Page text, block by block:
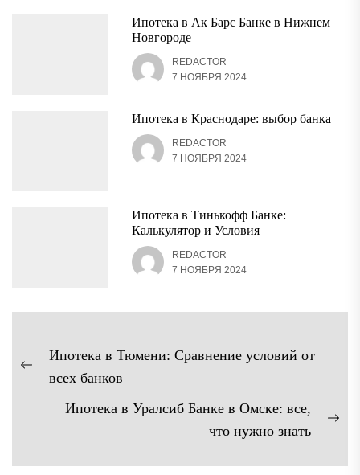
Ипотека в Ак Барс Банке в Нижнем
Новгороде
REDACTOR
7 НОЯБРЯ 2024
Ипотека в Краснодаре: выбор банка
REDACTOR
7 НОЯБРЯ 2024
Ипотека в Тинькофф Банке:
Калькулятор и Условия
REDACTOR
7 НОЯБРЯ 2024
Навигация
по
записям
Предыдущая
Ипотека в Тюмени: Сравнение условий от
всех банков
Ипотека в Уралсиб Банке в Омске: все,
что нужно знать